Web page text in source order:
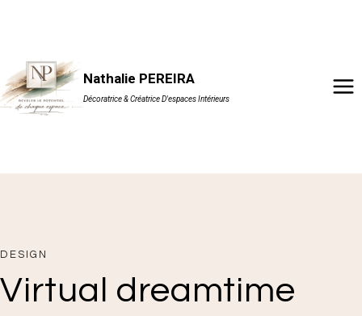
contenu
Nathalie PEREIRA
Décoratrice & Créatrice D'espaces Intérieurs
DESIGN
Virtual dreamtime